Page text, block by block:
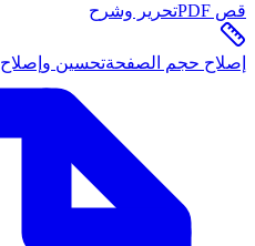
قص PDF تحرير وشرح
إصلاح حجم الصفحةتحسين وإصلاح